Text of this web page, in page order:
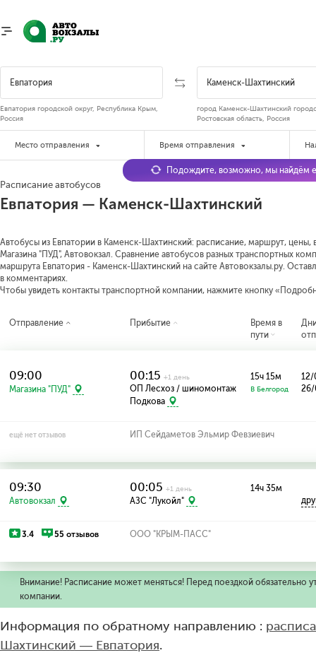
Евпатория городской округ, Республика Крым,
Россия
город Каменск-Шахтинский
Ростовская область, Россия
Место отправления Время отправления
Расписание автобусов
Евпатория — Каменск-Шахтинский
Автобусы из Евпатории в Каменск-Шахтинский: расписание, маршрут, цены,
Магазина "ПУД", Автовокзал. Сравнение автобусов разных транспортных
маршрута Евпатория - Каменск-Шахтинский на сайте Автовокзалы.ру.
в комментариях.
Чтобы увидеть контакты транспортной компании, нажмите кнопку
Подождите, возможно, мы найдём
Отправление Прибытие
Время в
пути
09:00
Магазина "ПУД"
00:15+1 день
ОП Лесхоз / шиномонтаж
Подкова
15ч 15м
В Белгород
12/
26/
ещё нет отзывов ИП Сейдаметов Эльмир Февзиевич
09:30
Автовокзал
00:05+1 день
АЗС "Лукойл"
14ч 35м
3.4 55 отзывов ООО "КРЫМ-ПАСС"
Внимание! Расписание может меняться! Перед поездкой обязательно
компании.
Информация по обратному направлению :
Шахтинский — Евпатория.